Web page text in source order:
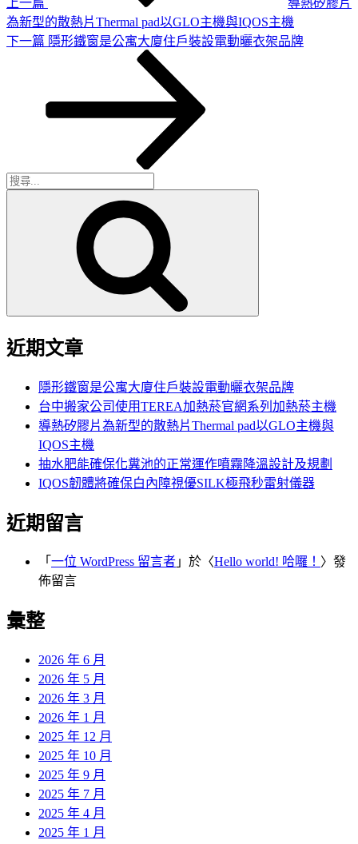
為新型的散熱片Thermal pad以GLO主機與IQOS主機
下
下一篇 隱形鐵窗是公寓大廈住戶裝設電動曬衣架品牌
搜
近期文章
隱形鐵窗是公寓大廈住戶裝設電動曬衣架品牌
台中搬家公司使用TEREA加熱菸官網系列加熱菸主機
導熱矽膠片為新型的散熱片Thermal pad以GLO主機與
IQOS主機
抽水肥能確保化糞池的正常運作噴霧降溫設計及規劃
IQOS韌體將確保白內障視優SILK極飛秒雷射儀器
近期留言
「 一位 WordPress 留言者 」於〈Hello world! 哈囉！ 〉發
佈留言
彙整
2026 年 6 月
2026 年 5 月
2026 年 3 月
2026 年 1 月
2025 年 12 月
2025 年 10 月
2025 年 9 月
2025 年 7 月
2025 年 4 月
2025 年 1 月